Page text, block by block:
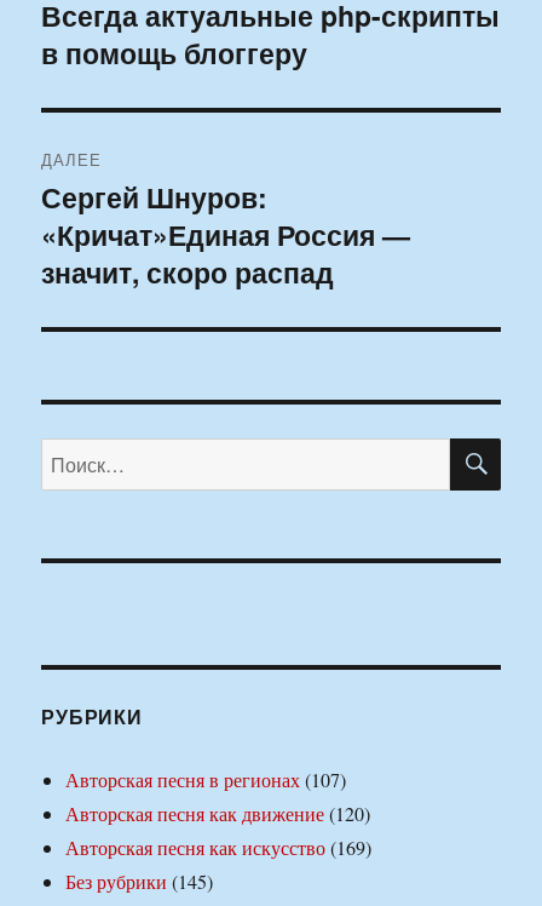
записям
Предыдущая
запись:
Всегда актуальные php-скрипты
в помощь блоггеру
ДАЛЕЕ
Следующая
запись:
Сергей Шнуров:
«Кричат»Единая Россия —
значит, скоро распад
Искать:
РУБРИКИ
Авторская песня в регионах(107)
Авторская песня как движение(120)
Авторская песня как искусство(169)
Без рубрики (145)